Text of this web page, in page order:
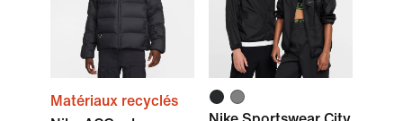
Matériaux recyclés